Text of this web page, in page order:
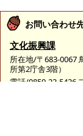
お問い合わせ
文化振興課
所在地/〒683-0067
所第2庁舎3階）
電話/0859-23-5436